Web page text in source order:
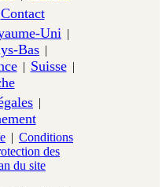
Contact
Uni |
Bas |
| Suisse |
|
| Conditions
des
du site